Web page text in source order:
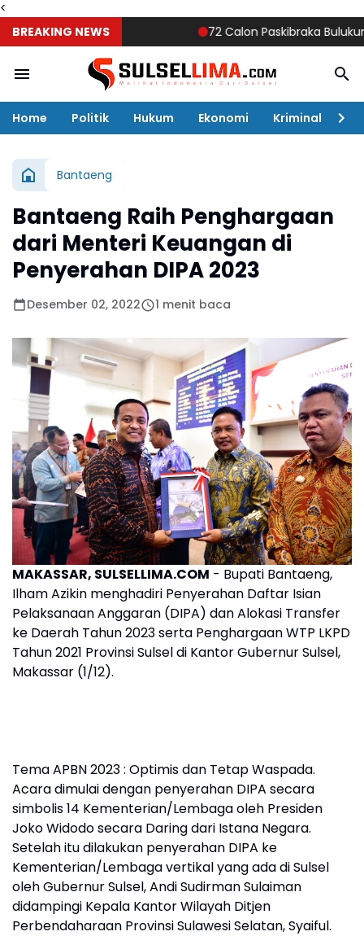
<
BREAKING NEWS
72 Calon Paskibraka Bulukumba
Home Politik Hukum Ekonomi Kriminal
Bantaeng
Bantaeng Raih Penghargaan
dari Menteri Keuangan di
Penyerahan DIPA 2023
Desember 02, 2022 1 menit baca
MAKASSAR, SULSELLIMA.COM - Bupati Bantaeng,
Ilham Azikin menghadiri Penyerahan Daftar Isian
Pelaksanaan Anggaran (DIPA) dan Alokasi Transfer
ke Daerah Tahun 2023 serta Penghargaan WTP LKPD
Tahun 2021 Provinsi Sulsel di Kantor Gubernur Sulsel,
Makassar (1/12).
Tema APBN 2023 : Optimis dan Tetap Waspada.
Acara dimulai dengan penyerahan DIPA secara
simbolis 14 Kementerian/Lembaga oleh Presiden
Joko Widodo secara Daring dari Istana Negara.
Setelah itu dilakukan penyerahan DIPA ke
Kementerian/Lembaga vertikal yang ada di Sulsel
oleh Gubernur Sulsel, Andi Sudirman Sulaiman
didampingi Kepala Kantor Wilayah Ditjen
Perbendaharaan Provinsi Sulawesi Selatan, Syaiful.